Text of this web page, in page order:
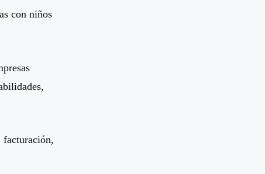
con niños